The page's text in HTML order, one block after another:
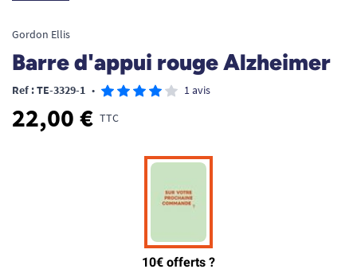
Gordon Ellis
Barre d'appui rouge Alzheimer
Ref : TE-3329-1 • 1 avis
22,00 € TTC